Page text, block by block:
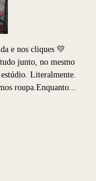
e nos cliques 💛
junto, no mesmo
estúdio. Literalmente.
roupa.Enquanto...